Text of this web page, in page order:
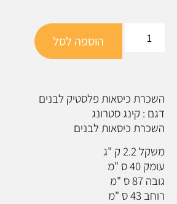
הוספה לסל
השכרת כיסאות פלסטיק לבנים
דגם : קינג סטרונג
השכרת כיסאות לבנים
משקל 2.2 ק "ג
עומק 40 ס "מ
גובה 87 ס "מ
רוחב 43 ס "מ